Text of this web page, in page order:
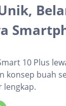
10 Plus
konsep buah
lengkap.